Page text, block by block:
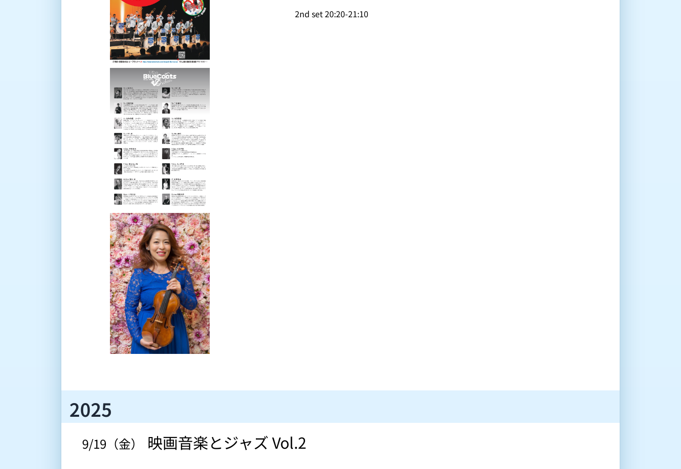
2nd set 20:20-21:10
2025
9/19（金） 映画音楽とジャズ Vol.2